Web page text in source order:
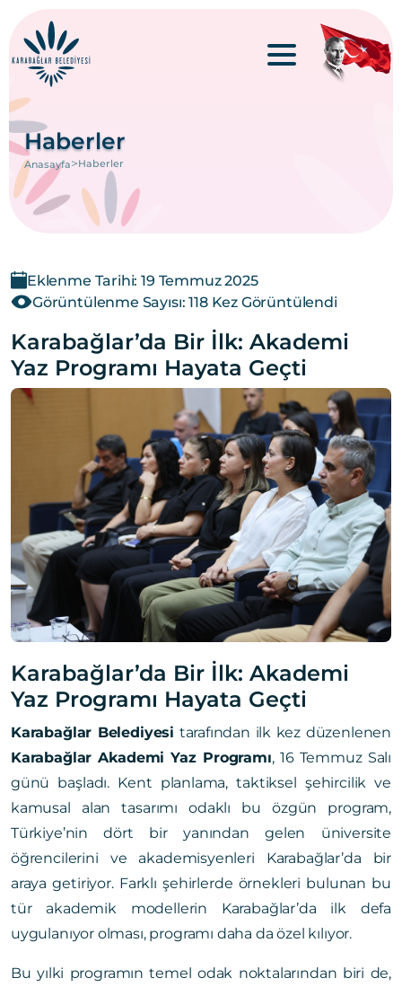
Haberler
Anasayfa>Haberler
Eklenme Tarihi: 19 Temmuz 2025
Görüntülenme Sayısı: 118 Kez Görüntülendi
Karabağlar’da Bir İlk: Akademi
Yaz Programı Hayata Geçti
Karabağlar’da Bir İlk: Akademi
Yaz Programı Hayata Geçti
Karabağlar Belediyesi tarafından ilk kez düzenlenen
Karabağlar Akademi Yaz Programı, 16 Temmuz Salı
günü başladı. Kent planlama, taktiksel şehircilik ve
kamusal alan tasarımı odaklı bu özgün program,
Türkiye’nin dört bir yanından gelen üniversite
öğrencilerini ve akademisyenleri Karabağlar’da bir
araya getiriyor. Farklı şehirlerde örnekleri bulunan bu
tür akademik modellerin Karabağlar’da ilk defa
uygulanıyor olması, programı daha da özel kılıyor.
Bu yılki programın temel odak noktalarından biri de,